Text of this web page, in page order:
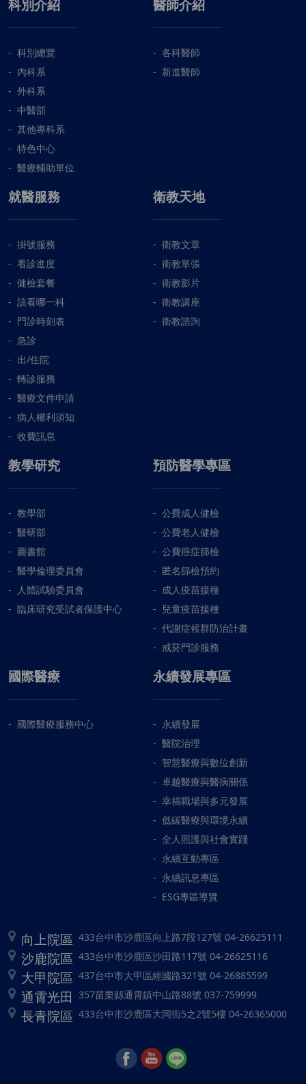
科別介紹
科別總覽
內科系
外科系
中醫部
其他專科系
特色中心
醫療輔助單位
醫師介紹
各科醫師
新進醫師
就醫服務
掛號服務
看診進度
健檢套餐
該看哪一科
門診時刻表
急診
出/住院
轉診服務
醫療文件申請
病人權利須知
收費訊息
衛教天地
衛教文章
衛教單張
衛教影片
衛教講座
衛教諮詢
教學研究
教學部
醫研部
圖書館
醫學倫理委員會
人體試驗委員會
臨床研究受試者保護中心
預防醫學專區
公費成人健檢
公費老人健檢
公費癌症篩檢
匿名篩檢預約
成人疫苗接種
兒童疫苗接種
代謝症候群防治計畫
戒菸門診服務
國際醫療
國際醫療服務中心
永續發展專區
永續發展
醫院治理
智慧醫療與數位創新
卓越醫療與醫病關係
幸福職場與多元發展
低碳醫療與環境永續
全人照護與社會實踐
永續互動專區
永續訊息專區
ESG專區導覽
向上院區 433台中市沙鹿區向上路7段127號 04-26625111
沙鹿院區 433台中市沙鹿區沙田路117號 04-26625116
大甲院區 437台中市大甲區經國路321號 04-26885599
通霄光田 357苗栗縣通霄鎮中山路88號 037-759999
長青院區 433台中市沙鹿區大同街5之2號5樓 04-26365000